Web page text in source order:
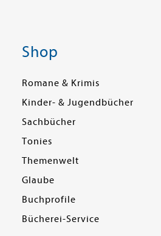
Shop
Romane & Krimis
Kinder- & Jugendbücher
Sachbücher
Tonies
Themenwelt
Glaube
Buchprofile
Bücherei-Service